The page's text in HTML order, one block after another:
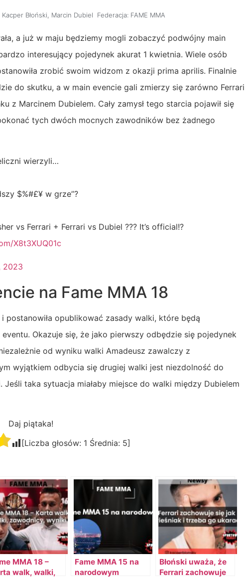
Kacper Błoński Marcin Dubiel Federacja: FAME MMA
a już w maju będziemy mogli zobaczyć podwójny main
interesujący pojedynek akurat 1 kwietnia. Wiele osób
zrobić swoim widzom z okazji prima aprilis. Finalnie
do skutku, a w main evencie gali zmierzy się zarówno Ferrari
z Marcinem Dubielem. Cały zamysł tego starcia pojawił się
tych dwóch mocnych zawodników bez żadnego
wierzyli…
$%#£¥ w grze”?
vs Ferrari + Ferrari vs Dubiel ??? It’s official!?
X8t3XUQ01c
2023
na Fame MMA 18
postanowiła opublikować zasady walki, które będą
Okazuje się, że jako pierwszy odbędzie się pojedynek
od wyniku walki Amadeusz zawalczy z
wyjątkiem odbycia się drugiej walki jest niezdolność do
taka sytuacja miałaby miejsce do walki między Dubielem
Daj piątaka!
[Liczba głosów: 1 Średnia: 5]
MMA 18 –
walk, walki,
Fame MMA 15 na
narodowym
Błoński uważa, że
Ferrari zachowuje